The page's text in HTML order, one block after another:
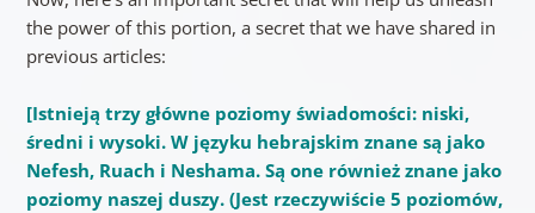
the power of this portion, a secret that we have shared in
previous articles:
[Istnieją trzy główne poziomy świadomości: niski,
średni i wysoki.W języku hebrajskim znane są jako
Nefesh, Ruach i Neshama. Są one również znane jako
poziomy naszej duszy. (Jest rzeczywiście 5 poziomów,